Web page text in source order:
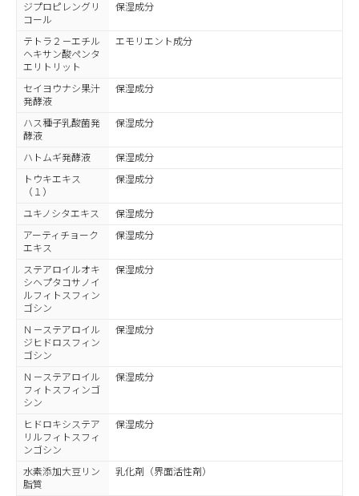
ジプロピレングリ
コール
保湿成分
テトラ２－エチル
ヘキサン酸ペンタ
エリトリット
エモリエント成分
セイヨウナシ果汁
発酵液
保湿成分
ハス種子乳酸菌発
酵液
保湿成分
ハトムギ発酵液
保湿成分
トウキエキス
（１）
保湿成分
ユキノシタエキス
保湿成分
アーティチョーク
エキス
保湿成分
ステアロイルオキ
シヘプタコサノイ
ルフィトスフィン
ゴシン
保湿成分
Ｎ－ステアロイル
ジヒドロスフィン
ゴシン
保湿成分
Ｎ－ステアロイル
フィトスフィンゴ
シン
保湿成分
ヒドロキシステア
リルフィトスフィ
ンゴシン
保湿成分
水素添加大豆リン
脂質
乳化剤（界面活性剤）